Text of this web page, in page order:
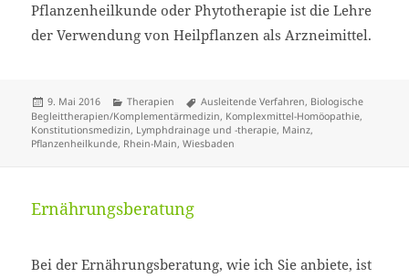
Pflanzenheilkunde oder Phytotherapie ist die Lehre
der Verwendung von Heilpflanzen als Arzneimittel.
Veröffentlicht
am
9. Mai 2016 Kategorien
Therapien Schlagwörter
Ausleitende Verfahren, Biologische
Begleittherapien/Komplementärmedizin, Komplexmittel-Homöopathie,
Konstitutionsmedizin, Lymphdrainage und -therapie, Mainz,
Pflanzenheilkunde, Rhein-Main,Wiesbaden
Ernährungsberatung
Bei der Ernährungsberatung, wie ich Sie anbiete, ist